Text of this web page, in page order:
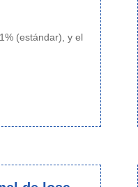
(estándar), y el